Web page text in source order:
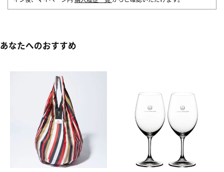
あなたへのおすすめ